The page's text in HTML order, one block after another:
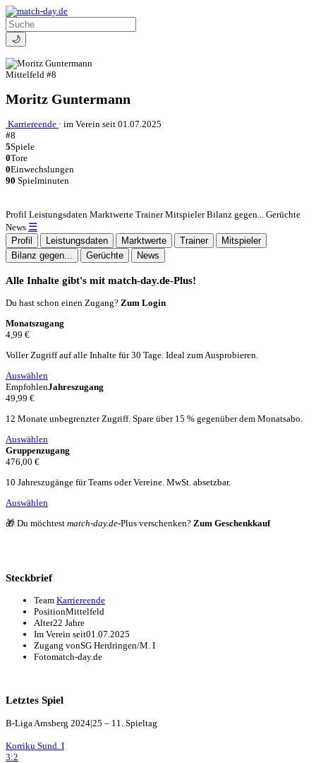
🌙
Mittelfeld #8
Moritz Guntermann
Karriereende · im Verein seit 01.07.2025
#8
5Spiele
0Tore
0Einwechslungen
90 Spielminuten
Profil Leistungsdaten Marktwerte Trainer Mitspieler Bilanz gegen... Gerüchte
News ☰
Profil Leistungsdaten Marktwerte Trainer
Mitspieler
Bilanz gegen...
Gerüchte News
Alle Inhalte gibt's mit match-day.de-Plus!
Du hast schon einen Zugang? Zum Login
Monatszugang
4,99 €
Voller Zugriff auf alle Inhalte für 30 Tage. Ideal zum Ausprobieren.
Auswählen
EmpfohlenJahreszugang
49,99 €
12 Monate unbegrenzter Zugriff. Spare über 15 % gegenüber dem Monatsabo.
Auswählen
Gruppenzugang
476,00 €
10 Jahreszugänge für Teams oder Vereine. MwSt. absetzbar.
Auswählen
🎁 Du möchtest match-day.de-Plus verschenken? Zum Geschenkkauf
Steckbrief
Team Karriereende
PositionMittelfeld
Alter22 Jahre
Im Verein seit01.07.2025
Zugang vonSG Herdringen/M. I
Fotomatch-day.de
Letztes Spiel
B-Liga Arnsberg 2024|25 – 11. Spieltag
Korriku Sund. I
3:2